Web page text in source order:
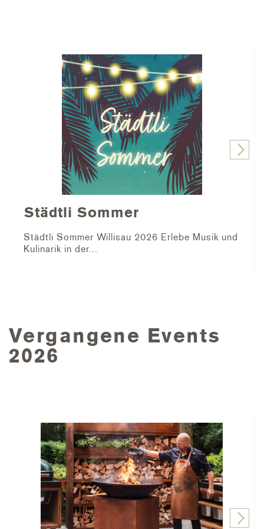
Städtli Sommer
Städtli Sommer Willisau 2026 Erlebe Musik und
Kulinarik in der...
Vergangene Events
2026